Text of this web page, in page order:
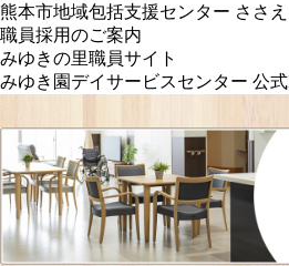
熊本市地域包括支援センター ささ
職員採用のご案内
みゆきの里職員サイト
みゆき園デイサービスセンター 公式